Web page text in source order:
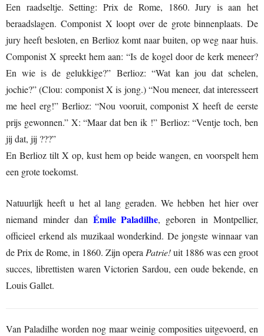
Een raadseltje. Setting: Prix de Rome, 1860. Jury is aan het
beraadslagen. Componist X loopt over de grote binnenplaats. De
jury heeft besloten, en Berlioz komt naar buiten, op weg naar huis.
Componist X spreekt hem aan: “Is de kogel door de kerk meneer?
En wie is de gelukkige?” Berlioz: “Wat kan jou dat schelen,
jochie?” (Clou: componist X is jong.) “Nou meneer, dat interesseert
me heel erg!” Berlioz: “Nou vooruit, componist X heeft de eerste
prijs gewonnen.” X: “Maar dat ben ik !” Berlioz: “Ventje toch, ben
jij dat, jij ???”
En Berlioz tilt X op, kust hem op beide wangen, en voorspelt hem
een grote toekomst.
Natuurlijk heeft u het al lang geraden. We hebben het hier over
niemand minder dan Émile Paladilhe, geboren in Montpellier,
officieel erkend als muzikaal wonderkind. De jongste winnaar van
de Prix de Rome, in 1860. Zijn opera Patrie!uit 1886 was een groot
succes, librettisten waren Victorien Sardou, een oude bekende, en
Louis Gallet.
Van Paladilhe worden nog maar weinig composities uitgevoerd, en